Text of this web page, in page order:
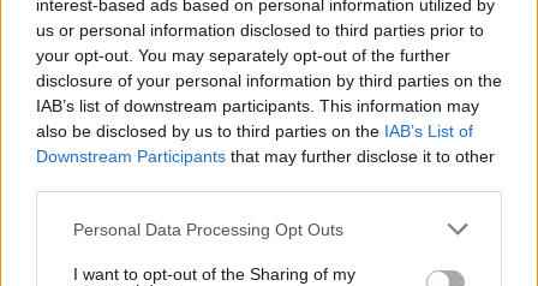
interest-based ads based on personal information utilized by
us or personal information disclosed to third parties prior to
your opt-out. You may separately opt-out of the further
disclosure of your personal information by third parties on the
IAB’s list of downstream participants. This information may
also be disclosed by us to third parties on the IAB’s List of
Downstream Participants that may further disclose it to other
Personal Data Processing Opt Outs
I want to opt-out of the Sharing of my
ΕΟΠΥΥ: Προάσπιση των
δικαιωμάτων των ασφαλισμένων
και προστασία του Οργανισμού
από τις απάτες
19 Νοεμβρίου 2025
2 3